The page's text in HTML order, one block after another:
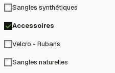
Sangles synthétiques
Accessoires
Velcro - Rubans
Sangles naturelles